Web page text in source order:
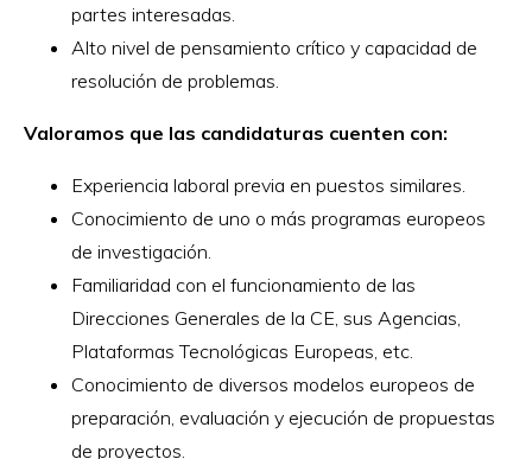
partes interesadas.
Alto nivel de pensamiento crítico y capacidad de
resolución de problemas.
Valoramos que las candidaturas cuenten con:
Experiencia laboral previa en puestos similares.
Conocimiento de uno o más programas europeos
de investigación.
Familiaridad con el funcionamiento de las
Direcciones Generales de la CE, sus Agencias,
Plataformas Tecnológicas Europeas, etc.
Conocimiento de diversos modelos europeos de
preparación, evaluación y ejecución de propuestas
de proyectos.